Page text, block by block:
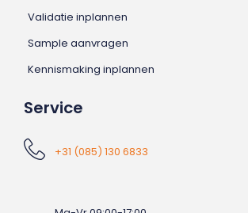
Validatie inplannen
Sample aanvragen
Kennismaking inplannen
Service
+31 (085) 130 6833